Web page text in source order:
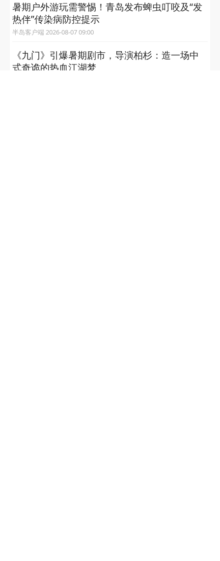
暑期户外游玩需警惕！青岛发布蜱虫叮咬及“发
热伴”传染病防控提示
半岛客户端 2026-08-07 09:00
《九门》引爆暑期剧市，导演柏杉：造一场中
式奇诡的热血江湖梦